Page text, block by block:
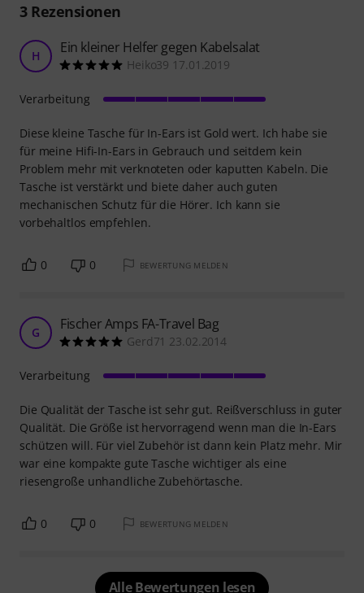
3Rezensionen
H Ein kleiner Helfer gegen Kabelsalat
Heiko39 17.01.2019
Diese kleine Tasche für In-Ears ist Gold wert. Ich habe sie
für meine Hifi-In-Ears in Gebrauch und seitdem kein
Problem mehr mit verknoteten oder kaputten Kabeln. Die
Tasche ist verstärkt und biete daher auch guten
mechanischen Schutz für die Hörer. Ich kann sie
vorbehaltlos empfehlen.
Verarbeitung
0 0 BEWERTUNG MELDEN
G Fischer Amps FA-Travel Bag
Gerd71 23.02.2014
Die Qualität der Tasche ist sehr gut. Reißverschluss in guter
Qualität. Die Größe ist hervorragend wenn man die In-Ears
schützen will. Für viel Zubehör ist dann kein Platz mehr. Mir
war eine kompakte gute Tasche wichtiger als eine
riesengroße unhandliche Zubehörtasche.
Verarbeitung
0 0 BEWERTUNG MELDEN
Alle Bewertungen lesen